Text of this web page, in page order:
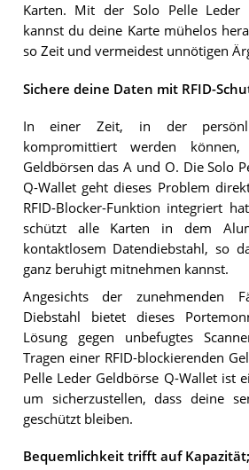
Karten. Mit der Solo Pelle Leder
kannst du deine Karte mühelos
so Zeit und vermeidest unnötigen
Sichere deine Daten mit RFID-
In einer Zeit, in der
kompromittiert werden
Geldbörsen das A und O. Die Solo
Q-Wallet geht dieses Problem
RFID-Blocker-Funktion integriert
schützt alle Karten in dem
kontaktlosem Datendiebstahl, so
ganz beruhigt mitnehmen kannst.
Angesichts der zunehmenden
Diebstahl bietet dieses
Lösung gegen unbefugtes
Tragen einer RFID-blockierenden
Pelle Leder Geldbörse Q-Wallet ist
um sicherzustellen, dass deine
geschützt bleiben.
Bequemlichkeit trifft auf